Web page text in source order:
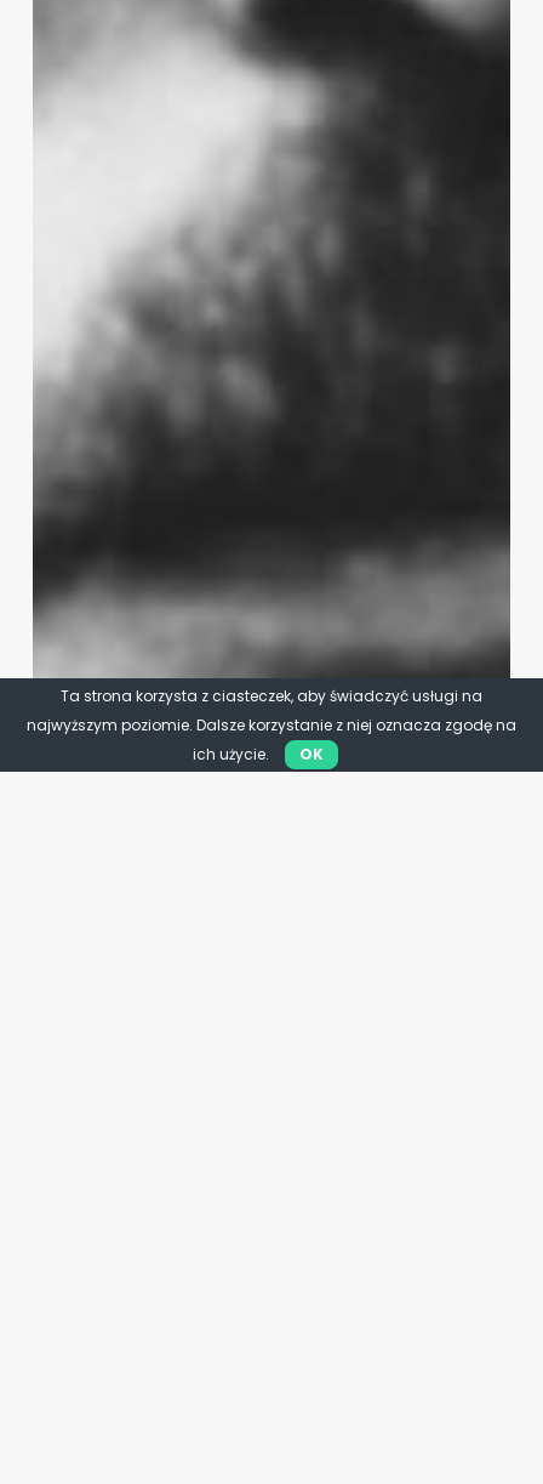
Ta strona korzysta z ciasteczek, aby świadczyć usługi na
najwyższym poziomie. Dalsze korzystanie z niej oznacza zgodę na
ich użycie.
OK